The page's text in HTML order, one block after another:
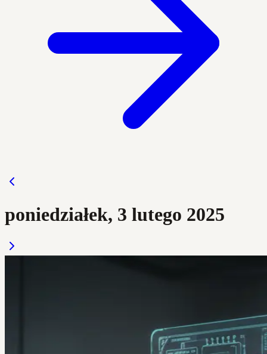
poniedziałek, 3 lutego 2025